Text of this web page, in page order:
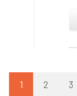
1 2 3